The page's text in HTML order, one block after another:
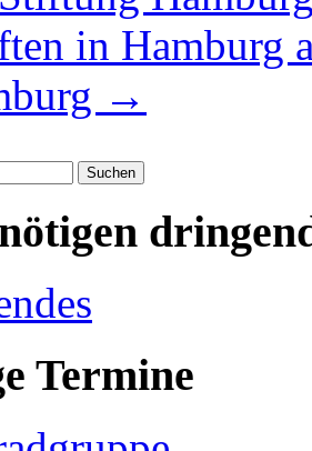
in Hamburg
→
Termine